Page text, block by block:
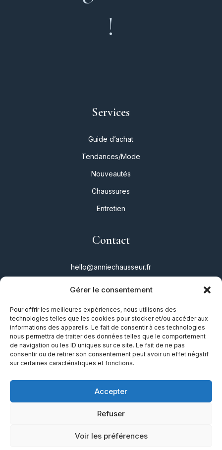
Gérer le consentement
Pour offrir les meilleures expériences, nous utilisons des
technologies telles que les cookies pour stocker et/ou accéder aux
informations des appareils. Le fait de consentir à ces technologies
nous permettra de traiter des données telles que le comportement
de navigation ou les ID uniques sur ce site. Le fait de ne pas
consentir ou de retirer son consentement peut avoir un effet négatif
sur certaines caractéristiques et fonctions.
Accepter
Refuser
Voir les préférences
!
Services
Guide d’achat
Tendances/Mode
Nouveautés
Chaussures
Entretien
Contact
hello@anniechausseur.fr
Instagram
Twitter
Facebook